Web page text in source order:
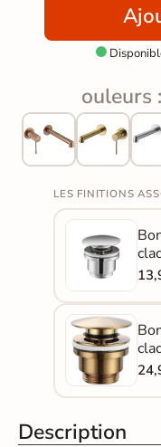

ouleurs :
LES FINITIONS
Description